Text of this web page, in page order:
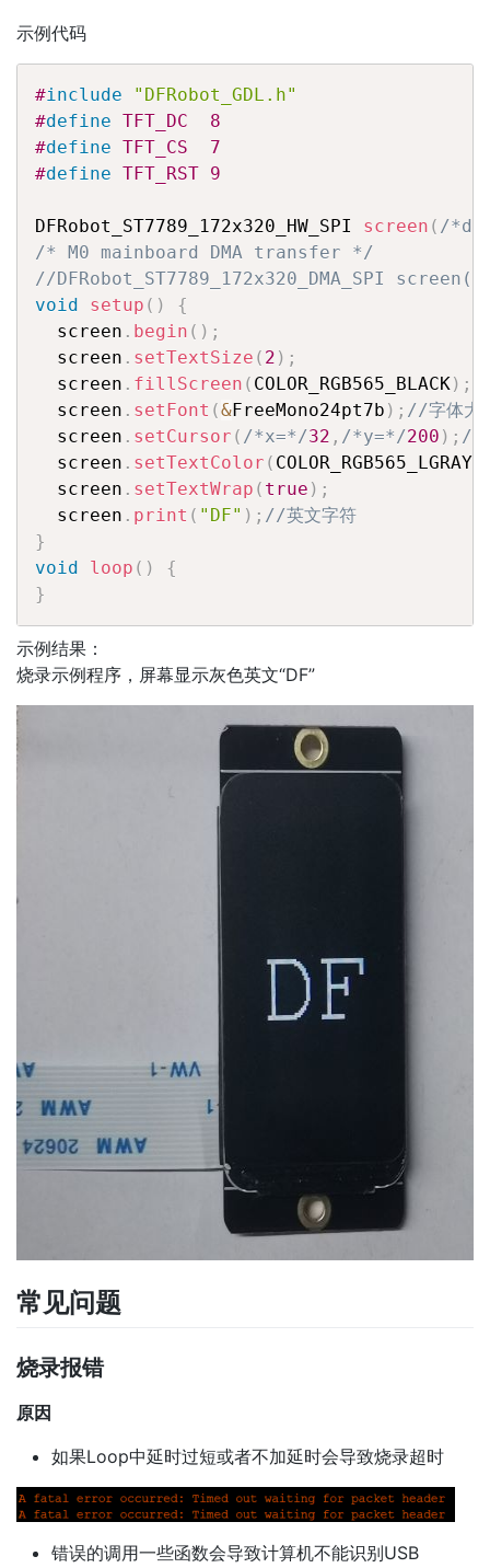
示例代码
#include
"DFRobot_GDL.h"
#define TFT_DC  8
#define TFT_CS  7
#define TFT_RST 9
DFRobot_ST7789_172x320_HW_SPI screen ( /
/* M0 mainboard DMA transfer */
//DFRobot_ST7789_172x320_DMA_SPI
void
setup ( )
{
  screen
. begin ( ) ;
  screen
. setTextSize ( 2 ) ;
  screen
. fillScreen ( COLOR_RGB565_BLACK) ;
  screen
. setFont (&FreeMono24pt7b ) ; //字体
  screen
. setCursor ( /*x=*/32 , /*y=*/200 ) ; //
  screen
. setTextColor ( COLOR_RGB565_LGRAY
  screen
. setTextWrap ( true ) ;
  screen
. print ( "DF" ) ; //英文字符
}
void
loop ( )
{
}
示例结果：
烧录示例程序，屏幕显示灰色英文“DF”
常见问题
烧录报错
原因
如果Loop中延时过短或者不加延时会导致烧录超时
错误的调用一些函数会导致计算机不能识别USB